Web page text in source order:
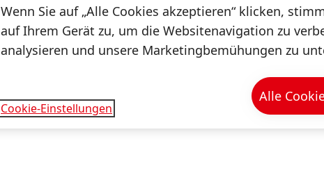
Wenn Sie auf „Alle Cookies akzeptieren“ klicken,
auf Ihrem Gerät zu, um die Websitenavigation zu
analysieren und unsere Marketingbemühungen zu
Cookie-Einstellungen
Alle